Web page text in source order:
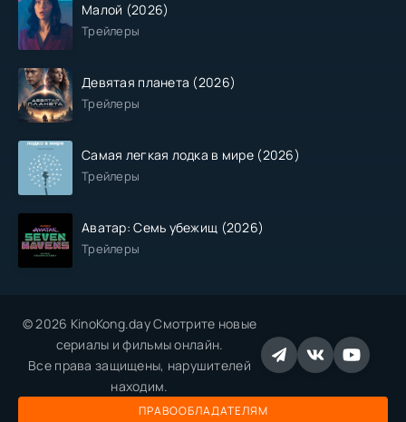
Малой (2026)
Трейлеры
Девятая планета (2026)
Трейлеры
Самая легкая лодка в мире (2026)
Трейлеры
Аватар: Семь убежищ (2026)
Трейлеры
© 2026 KinoKong.day Смотрите новые
сериалы и фильмы онлайн.
Все права защищены, нарушителей
находим.
ПРАВООБЛАДАТЕЛЯМ